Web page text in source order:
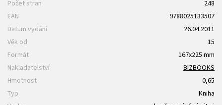
Počet stran
248
EAN
9788025133507
Datum vydání
26.04.2011
Věk od
15
Formát
167x225 mm
Nakladatelství
BIZBOOKS
Hmotnost
0,65
Typ
Kniha